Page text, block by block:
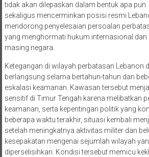
tidak akan dilepaskan dalam bentuk apa
sekaligus mencerminkan posisi resmi
mendorong penyelesaian persoalan
yang menghormati hukum internasional dan
masing negara.
Ketegangan di wilayah perbatasan Lebanon
berlangsung selama bertahun-tahun dan
eskalasi keamanan. Kawasan tersebut
sensitif di Timur Tengah karena melibatkan
keamanan, serta kepentingan politik yang
beberapa waktu terakhir, situasi kembali
setelah meningkatnya aktivitas militer dan
kesepakatan mengenai sejumlah wilayah
diperselisihkan. Kondisi tersebut memicu